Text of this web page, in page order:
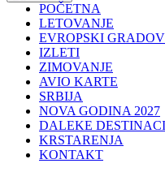
POČETNA
LETOVANJE
EVROPSKI
IZLETI
ZIMOVANJE
AVIO KARTE
SRBIJA
NOVA GODINA 2027
DALEKE
KRSTARENJA
KONTAKT